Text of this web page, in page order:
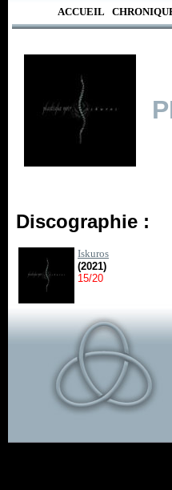
ACCUEIL
Discographie :
Iskuros
(2021)
15/20